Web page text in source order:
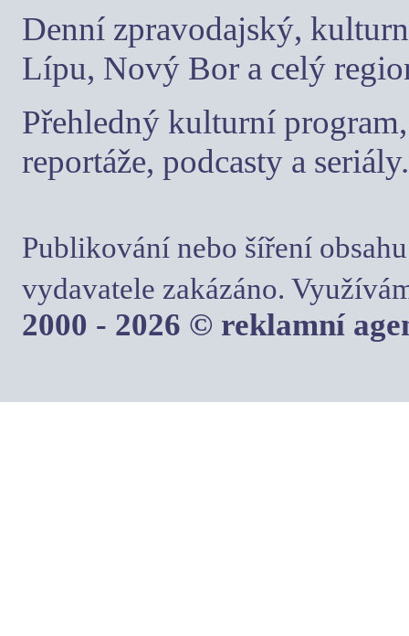
Denní zpravodajský,
Lípu, Nový Bor a celý
Přehledný kulturní
reportáže, podcasty a seriály.
Publikování nebo šíření
vydavatele zakázáno.
2000 - 2026 © reklamní